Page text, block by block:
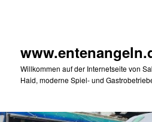
Willkommen auf der Internetseite von
Haid, moderne Spiel- und